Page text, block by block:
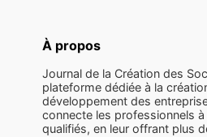
À propos
Journal de la Création des
plateforme dédiée à la
développement des
connecte les professionnels
qualifiés, en leur offrant plus